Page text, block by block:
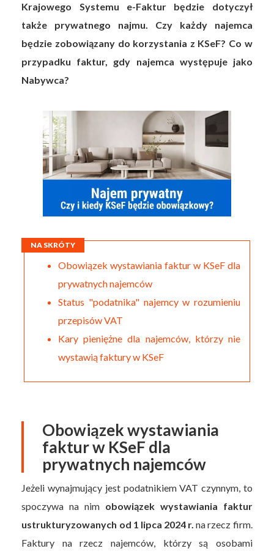
Krajowego Systemu e-Faktur będzie dotyczył
także prywatnego najmu. Czy każdy najemca
będzie zobowiązany do korzystania z KSeF? Co w
przypadku faktur, gdy najemca występuje jako
Nabywca?
NA SKRÓTY
Obowiązek wystawiania faktur w KSeF dla
prywatnych najemców
Status "podatnika" najemcy w rozumieniu
przepisów VAT
Kary pieniężne dla najemców, którzy nie
wystawią faktury w KSeF
Obowiązek wystawiania
faktur w KSeF dla
prywatnych najemców
Jeżeli wynajmujący jest podatnikiem VAT czynnym, to
spoczywa na nim obowiązek wystawiania faktur
ustrukturyzowanych od 1 lipca 2024 r. na rzecz firm.
Faktury na rzecz najemców, którzy są osobami